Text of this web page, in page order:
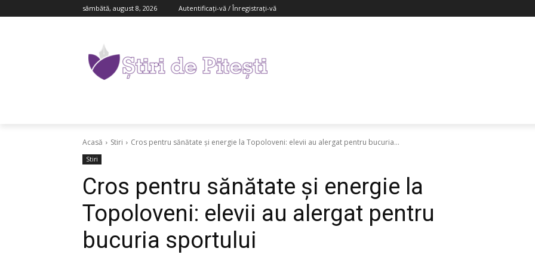
sâmbătă, august 8, 2026 Autentificați-vă / Înregistrați-vă
Acasă Stiri Cros pentru sănătate și energie la Topoloveni: elevii au alergat pentru bucuria...
Stiri
Cros pentru sănătate și energie la
Topoloveni: elevii au alergat pentru
bucuria sportului